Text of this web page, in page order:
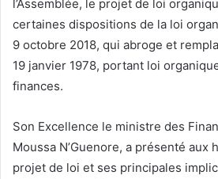
l’Assemblée, le projet de loi
certaines dispositions de la loi
9 octobre 2018, qui abroge et
19 janvier 1978, portant loi
finances.
Son Excellence le ministre des
Moussa N’Guenore, a présenté aux
projet de loi et ses principales